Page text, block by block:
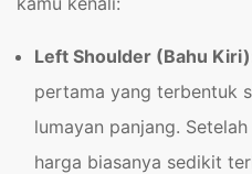
Left Shoulder (Bahu
pertama yang terbentuk
lumayan panjang.
harga biasanya sedikit